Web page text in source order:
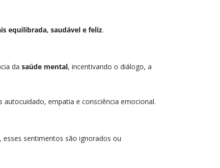
equilibrada, saudável e feliz.
da saúde mental, incentivando o diálogo, a
empatia e consciência emocional.
sentimentos são ignorados ou